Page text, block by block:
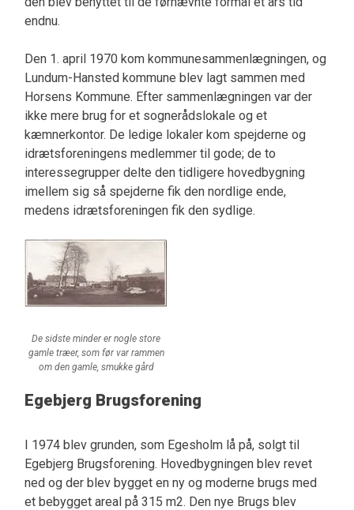
endnu.
Den 1. april 1970 kom kommunesammenlægningen, og
Lundum-Hansted kommune blev lagt sammen med
Horsens Kommune. Efter sammenlægningen var der
ikke mere brug for et sognerådslokale og et
kæmnerkontor. De ledige lokaler kom spejderne og
idrætsforeningens medlemmer til gode; de to
interessegrupper delte den tidligere hovedbygning
imellem sig så spejderne fik den nordlige ende,
medens idrætsforeningen fik den sydlige.
De sidste minder er nogle store
gamle træer, som før var rammen
om den gamle, smukke gård
Egebjerg Brugsforening
I 1974 blev grunden, som Egesholm lå på, solgt til
Egebjerg Brugsforening. Hovedbygningen blev revet
ned og der blev bygget en ny og moderne brugs med
et bebygget areal på 315 m2. Den nye Brugs blev